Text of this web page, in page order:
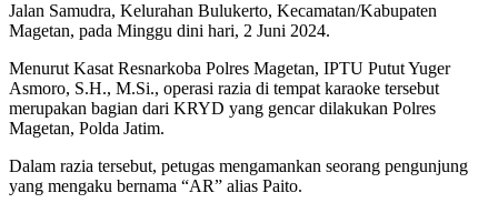
Jalan Samudra, Kelurahan Bulukerto, Kecamatan/Kabupaten
Magetan, pada Minggu dini hari, 2 Juni 2024.
Menurut Kasat Resnarkoba Polres Magetan, IPTU Putut Yuger
Asmoro, S.H., M.Si., operasi razia di tempat karaoke tersebut
merupakan bagian dari KRYD yang gencar dilakukan Polres
Magetan, Polda Jatim.
Dalam razia tersebut, petugas mengamankan seorang pengunjung
yang mengaku bernama “AR” alias Paito.